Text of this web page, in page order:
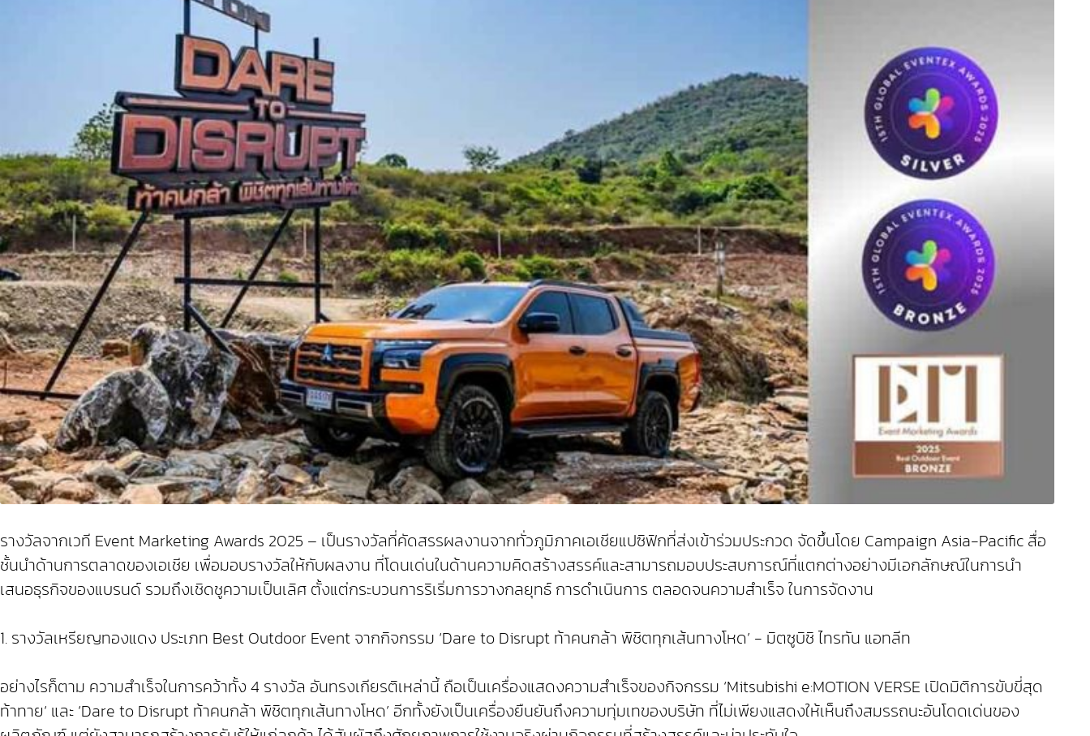
รางวัลจากเวที Event Marketing Awards 2025 – เป็นรางวัลที่คัดสรรผลงานจากทั่วภูมิภาคเอเชียแปซิฟิกที่ส่งเข้าร่วมประกวด จัดขึ้นโดย Campaign Asia-Pacific สื่อ
ชั้นนำด้านการตลาดของเอเชีย เพื่อมอบรางวัลให้กับผลงาน ที่โดนเด่นในด้านความคิดสร้างสรรค์และสามารถมอบประสบการณ์ที่แตกต่างอย่างมีเอกลักษณ์ในการนำ
เสนอธุรกิจของแบรนด์ รวมถึงเชิดชูความเป็นเลิศ ตั้งแต่กระบวนการริเริ่มการวางกลยุทธ์ การดำเนินการ ตลอดจนความสำเร็จ ในการจัดงาน
1. รางวัลเหรียญทองแดง ประเภท Best Outdoor Event จากกิจกรรม ‘Dare to Disrupt ท้าคนกล้า พิชิตทุกเส้นทางโหด’ - มิตซูบิชิ ไทรทัน แอทลีท
อย่างไรก็ตาม ความสำเร็จในการคว้าทั้ง 4 รางวัล อันทรงเกียรติเหล่านี้ ถือเป็นเครื่องแสดงความสำเร็จของกิจกรรม ‘Mitsubishi e:MOTION VERSE เปิดมิติการขับขี่สุด
ท้าทาย‘ และ ‘Dare to Disrupt ท้าคนกล้า พิชิตทุกเส้นทางโหด’ อีกทั้งยังเป็นเครื่องยืนยันถึงความทุ่มเทของบริษัท ที่ไม่เพียงแสดงให้เห็นถึงสมรรถนะอันโดดเด่นของ